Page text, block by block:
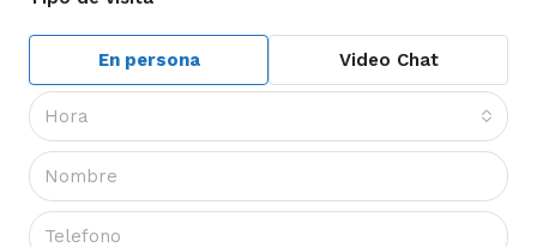
En persona Video Chat
Hora